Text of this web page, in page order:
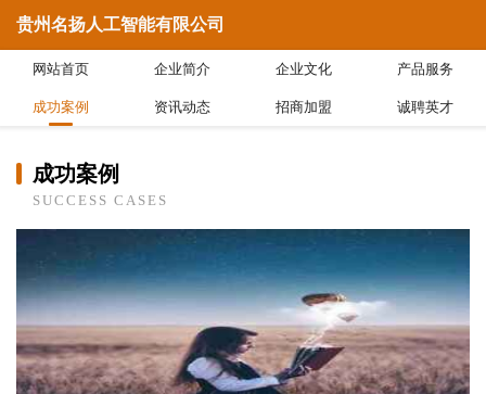
贵州名扬人工智能有限公司
网站首页 企业简介 企业文化 产品服务
成功案例 资讯动态 招商加盟 诚聘英才
成功案例
SUCCESS CASES